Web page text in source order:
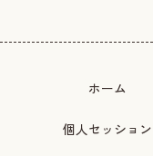
ホーム
個人セッション